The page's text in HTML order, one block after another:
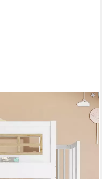
mit
90x200cm mit
Leiter